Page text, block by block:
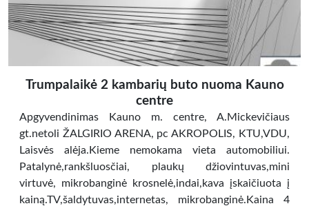
Trumpalaikė 2 kambarių buto nuoma Kauno
centre
Apgyvendinimas Kauno m. centre, A.Mickevičiaus
gt.netoli ŽALGIRIO ARENA, pc AKROPOLIS, KTU,VDU,
Laisvės alėja.Kieme nemokama vieta automobiliui.
Patalynė,rankšluosčiai, plaukų džiovintuvas,mini
virtuvė, mikrobanginė krosnelė,indai,kava įskaičiuota į
kainą.TV,šaldytuvas,internetas, mikrobanginė.Kaina 4